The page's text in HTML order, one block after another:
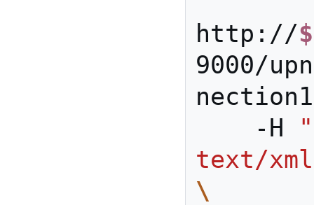
http://
9000/
    -H
text/
\